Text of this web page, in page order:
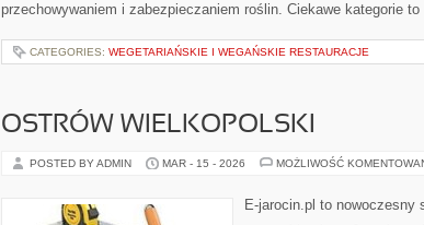
przechowywaniem i zabezpieczaniem roślin. Ciekawe kategorie
CATEGORIES: WEGETARIAŃSKIE I WEGAŃSKIE RESTAURACJE
OSTRÓW WIELKOPOLSKI
POSTED BY ADMIN MAR - 15 - 2026 MOŻLIWOŚĆ
E-jarocin.pl to nowoczesny